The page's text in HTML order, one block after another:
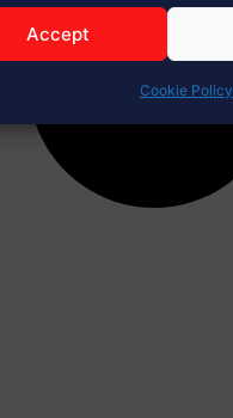
Accept
Cookie Policy